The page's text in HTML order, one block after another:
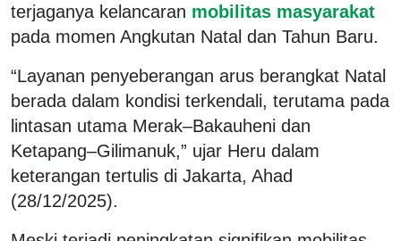
terjaganya kelancaran mobilitas masyarakat
pada momen Angkutan Natal dan Tahun Baru.
“Layanan penyeberangan arus berangkat Natal
berada dalam kondisi terkendali, terutama pada
lintasan utama Merak–Bakauheni dan
Ketapang–Gilimanuk,” ujar Heru dalam
keterangan tertulis di Jakarta, Ahad
(28/12/2025).